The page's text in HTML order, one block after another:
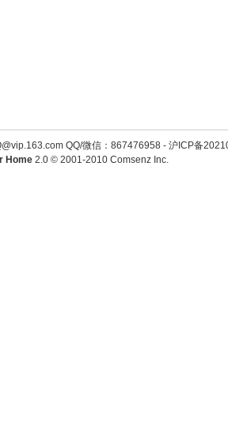
QQ/微信：867476958- 沪ICP备
Home 2.0© 2001-2010 Comsenz Inc.